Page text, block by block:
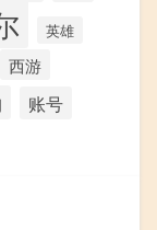
英雄
西游
账号